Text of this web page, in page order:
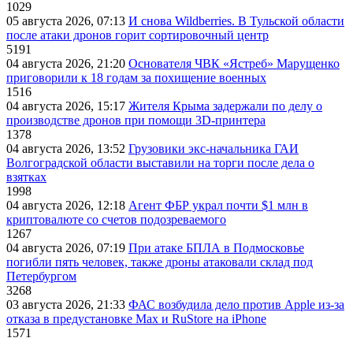
1029
05 августа 2026, 07:13 И снова Wildberries. В Тульской области
после атаки дронов горит сортировочный центр
5191
04 августа 2026, 21:20 Основателя ЧВК «Ястреб» Марущенко
приговорили к 18 годам за похищение военных
1516
04 августа 2026, 15:17 Жителя Крыма задержали по делу о
производстве дронов при помощи 3D‑принтера
1378
04 августа 2026, 13:52 Грузовики экс-начальника ГАИ
Волгоградской области выставили на торги после дела о
взятках
1998
04 августа 2026, 12:18 Агент ФБР украл почти $1 млн в
криптовалюте со счетов подозреваемого
1267
04 августа 2026, 07:19 При атаке БПЛА в Подмосковье
погибли пять человек, также дроны атаковали склад под
Петербургом
3268
03 августа 2026, 21:33 ФАС возбудила дело против Apple из-за
отказа в предустановке Max и RuStore на iPhone
1571